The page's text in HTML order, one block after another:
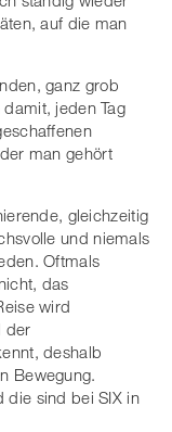
auf die man
ganz grob
jeden Tag
man gehört
gleichzeitig
und niemals
Oftmals
das
wird
der
deshalb
Bewegung.
die sind bei SIX in